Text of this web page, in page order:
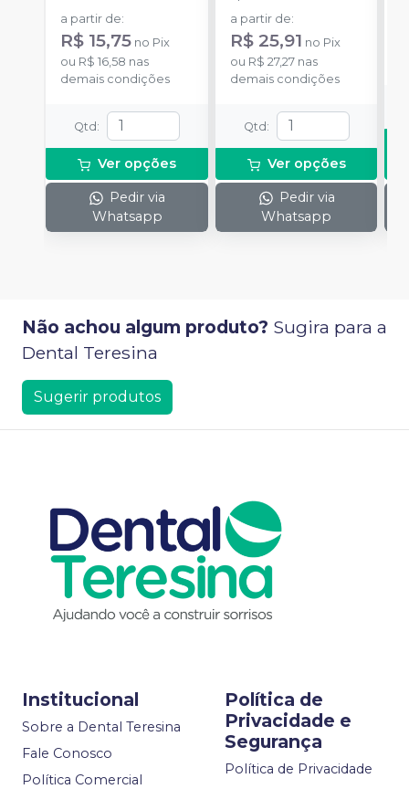
a partir de:
R$ 15,75 no Pix
ou R$ 16,58 nas
demais condições
Qtd :
Ver opções
Pedir via
Whatsapp
a partir de:
R$ 25,91 no Pix
ou R$ 27,27nas
demais condições
Qtd :
Ver opções
Pedir via
Whatsapp
Não achou algum produto? Sugira para a
Dental Teresina
Sugerir produtos
Institucional
Sobre a Dental Teresina
Fale Conosco
Política Comercial
Política de
Privacidade e
Segurança
Política de Privacidade